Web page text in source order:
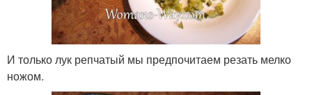
И только лук репчатый мы предпочитаем резать мелко
ножом.